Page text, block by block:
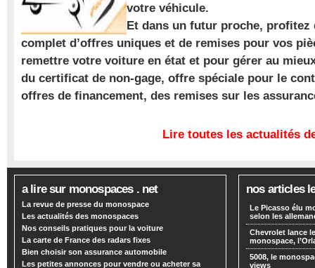
votre véhicule.
Et dans un futur proche, profitez
complet d’offres uniques et de remises pour vos
remettre votre voiture en état et pour gérer au
du certificat de non-gage, offre spéciale pour le
offres de financement, des remises sur les
Lire toutes les actualités
a lire sur monospaces . net
La revue de presse du monospace
Les actualités des monospaces
Nos conseils pratiques pour la voiture
La carte de France des radars fixes
Bien choisir son assurance automobile
Les petites annonces pour vendre ou acheter sa
nos articles
Le Picasso élu
selon les
Chevrolet lance
monospace,
5008, le
views